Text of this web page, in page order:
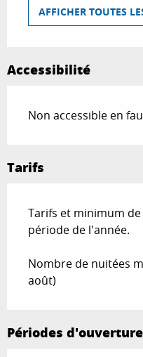
AFFICHER TOUTES
Accessibilité
Non accessible en
Tarifs
Tarifs et minimum
période de l'année.
Nombre de nuitées
août)
Périodes d'ouverture